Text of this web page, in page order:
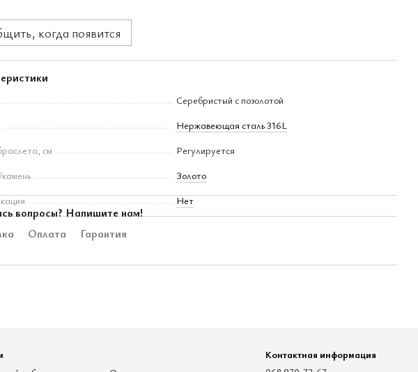
когда появится
Серебристый с позолотой
Нержавеющая сталь 316L
см
Регулируется
Золото
Нет
вопросы? Напишите нам!
Оплата Гарантия
Контактная информация